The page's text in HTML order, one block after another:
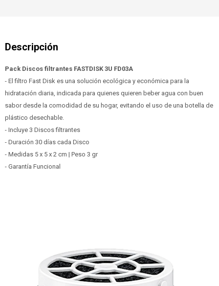
Pack Discos filtrantes FASTDISK 3U FD03A
- El filtro Fast Disk es una solución ecológica y económica para la
hidratación diaria, indicada para quienes quieren beber agua con buen
sabor desde la comodidad de su hogar, evitando el uso de una botella de
plástico desechable.
- Incluye 3 Discos filtrantes
- Duración 30 días cada Disco
- Medidas 5 x 5 x 2 cm | Peso 3 gr
- Garantía Funcional